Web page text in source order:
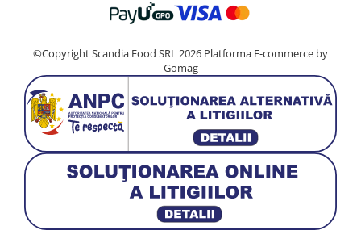
©Copyright Scandia Food SRL 2026 Platforma E-commerce by
Gomag